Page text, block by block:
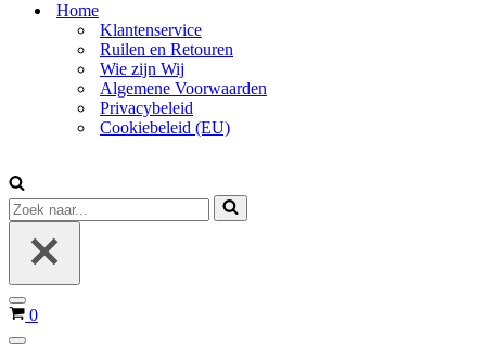
Home
Klantenservice
Ruilen en Retouren
Wie zijn Wij
Algemene Voorwaarden
Privacybeleid
Cookiebeleid (EU)
Zoek
naar...
Navigatie
Menu
Winkelwagen
0
Navigatie